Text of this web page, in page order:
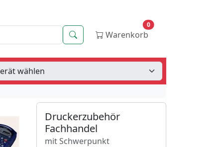
Suche Warenkorb
0
Druckerzubehör
Fachhandel
mit Schwerpunkt